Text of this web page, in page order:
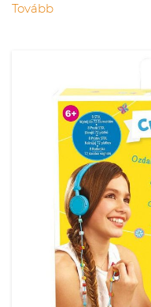
Tovább